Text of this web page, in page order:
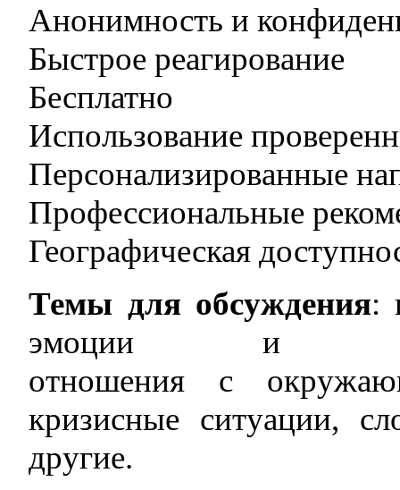
Анонимность и
Быстрое реагирование
Бесплатно
Использование
Персонализированные
Профессиональные
Географическая
Темы для обсуждения:
эмоции и
отношения с
кризисные ситуации,
другие.